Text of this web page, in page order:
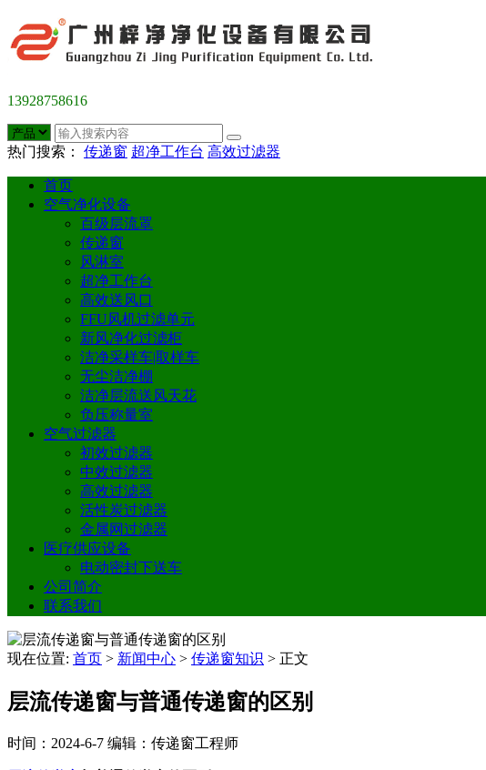
13928758616
热门搜索： 传递窗 超净工作台 高效过滤器
首页
空气净化设备
百级层流罩
传递窗
风淋室
超净工作台
高效送风口
FFU风机过滤单元
新风净化过滤柜
洁净采样车|取样车
无尘洁净棚
洁净层流送风天花
负压称量室
空气过滤器
初效过滤器
中效过滤器
高效过滤器
活性炭过滤器
金属网过滤器
医疗供应设备
电动密封下送车
公司简介
联系我们
现在位置: 首页 > 新闻中心 > 传递窗知识 > 正文
层流传递窗与普通传递窗的区别
时间：2024-6-7 编辑：传递窗工程师